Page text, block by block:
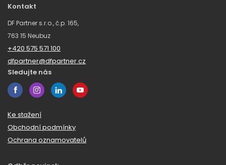
Kontakt
DF Partner s.r.o., č.p. 165,
763 15 Neubuz
+420 575 571 100
dfpartner@dfpartner.cz
Sledujte nás
Ke stažení
Obchodní podmínky
Ochrana oznamovatelů